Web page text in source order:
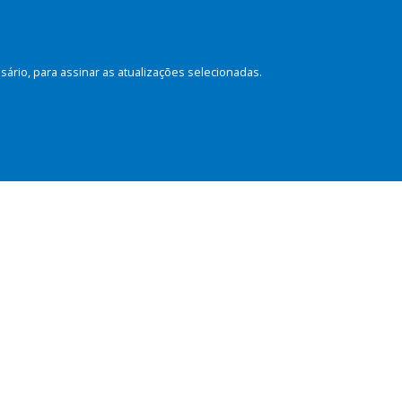
para assinar as atualizações selecionadas.